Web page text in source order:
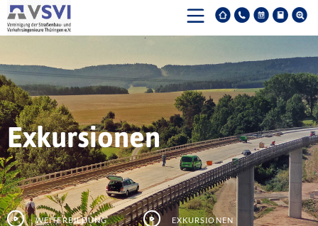
Exkursionen
Weiterbildung Exkursionen